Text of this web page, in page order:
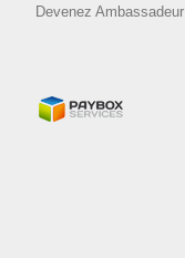
Devenez Ambassadeur